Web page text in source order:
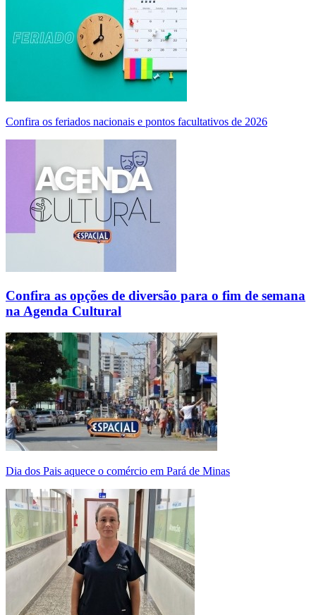
Confira os feriados nacionais e pontos facultativos de 2026
Confira as opções de diversão para o fim de semana
na Agenda Cultural
Dia dos Pais aquece o comércio em Pará de Minas